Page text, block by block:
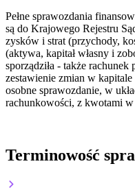
Pełne sprawozdania
są do Krajowego Rejestru
zysków i strat (przychody,
(aktywa, kapitał własny i
sporządziła - także
zestawienie zmian w
osobne sprawozdanie, w
rachunkowości, z kwotami w
Terminowość